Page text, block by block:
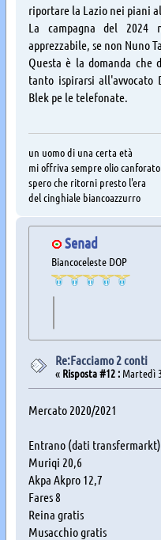
riportare la Lazio nei piani
La campagna del
apprezzabile, se non Nuno
Questa è la domanda che
tanto ispirarsi all'avvocato
Blek pe le telefonate.
un uomo di una certa età
mi offriva sempre olio canforato
spero che ritorni presto l'era
del cinghiale biancoazzurro
Senad
Biancoceleste DOP
Re:Facciamo 2 conti
« Risposta #12 :Martedì
Mercato 2020/2021
Entrano (dati
Muriqi 20,6
Akpa Akpro 12,7
Fares 8
Reina gratis
Musacchio gratis